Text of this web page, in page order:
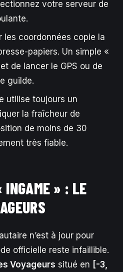
votre serveur de
les coordonnées copie la
papiers. Un simple «
de lancer le GPS ou de
guilde.
utilise toujours un
la fraîcheur de
de moins de 30
très fiable.
INGAME » : LE
n’est à jour pour
officielle reste infaillible.
Voyageurs situé en
[-3,